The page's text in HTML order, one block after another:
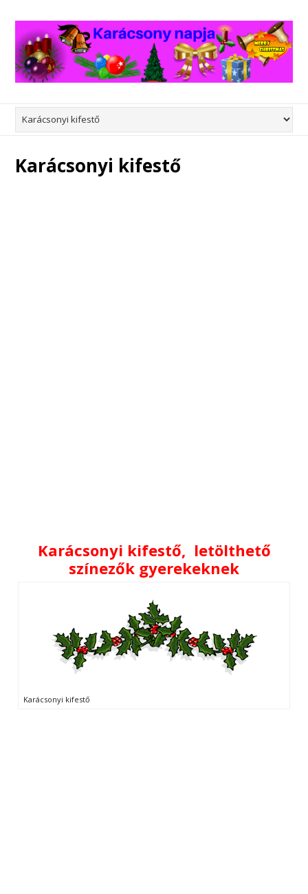
Karácsonyi kifestő
Karácsonyi kifestő, letölthető
színezők gyerekeknek
Karácsonyi kifestő